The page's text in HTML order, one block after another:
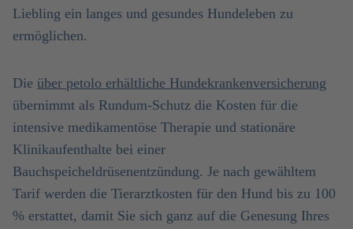
Liebling ein langes und gesundes Hundeleben zu
ermöglichen.
Die über petolo erhältliche Hundekrankenversicherung
übernimmt als Rundum-Schutz die Kosten für die
intensive medikamentöse Therapie und stationäre
Klinikaufenthalte bei einer
Bauchspeicheldrüsenentzündung. Je nach gewähltem
Tarif werden die Tierarztkosten für den Hund bis zu 100
% erstattet, damit Sie sich ganz auf die Genesung Ihres